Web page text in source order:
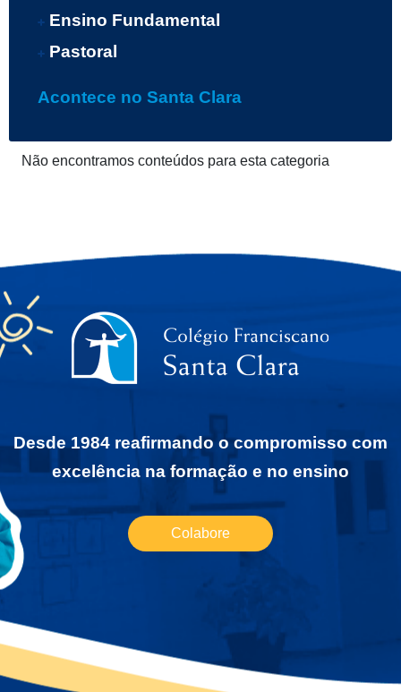
Ensino Fundamental
Pastoral
Acontece no Santa Clara
Não encontramos conteúdos para esta categoria
Desde 1984 reafirmando o compromisso com
excelência na formação e no ensino
Colabore